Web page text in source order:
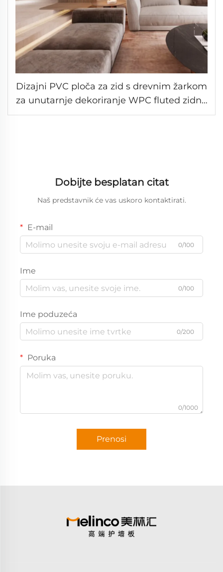
Dizajni PVC ploča za zid s drevnim žarkom
za unutarnje dekoriranje WPC fluted zidna
ploča 3D drevno ogrtački stub
Dobijte besplatan citat
Naš predstavnik će vas uskoro kontaktirati.
E-mail
0/100
Ime
0/100
Ime poduzeća
0/200
Poruka
0/1000
Prenosi